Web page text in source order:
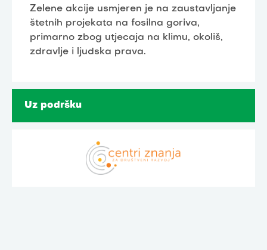
Zelene akcije usmjeren je na zaustavljanje
štetnih projekata na fosilna goriva,
primarno zbog utjecaja na klimu, okoliš,
zdravlje i ljudska prava.
Uz podršku